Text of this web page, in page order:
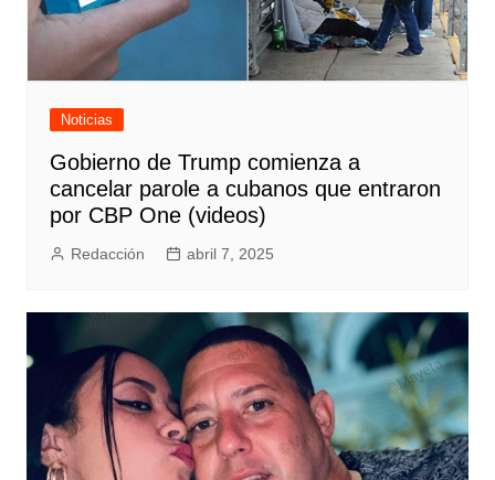
Noticias
Gobierno de Trump comienza a
cancelar parole a cubanos que entraron
por CBP One (videos)
Redacción abril 7, 2025